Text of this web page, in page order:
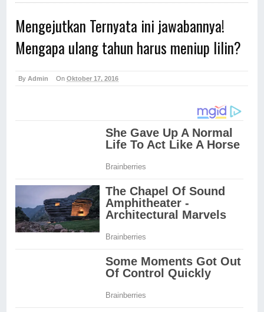
Mengejutkan Ternyata ini jawabannya!
Mengapa ulang tahun harus meniup lilin?
By Admin OnOktober 17, 2016